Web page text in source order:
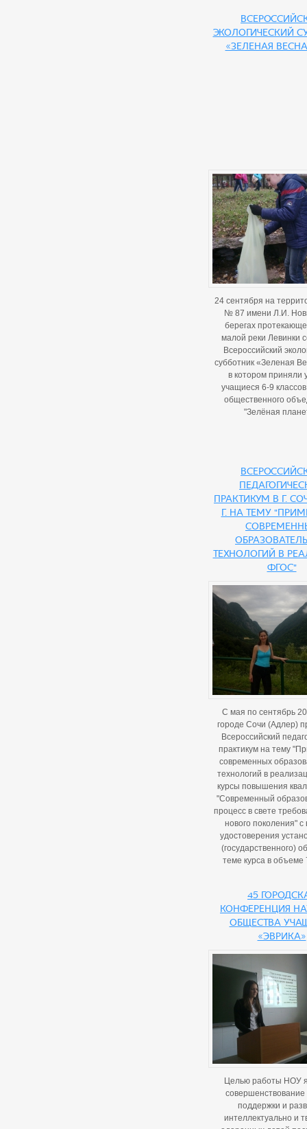
экологический
«Зеленая
24 сентября на
№ 87 имени Л.И.
берегах
малой реки Левинки
Всероссийский
субботник «Зеленая
в котором приняли
учащиеся 6-9 классов
общественного
"Зелёная
практикум в г.
г. на тему
технологий в
ФГОС"
С мая по сентябрь
городе Сочи (Адлер)
Всероссийский
практикум на тему
современных
технологий в
курсы повышения
"Современный
процесс в свете
нового поколения" с
удостоверения
(государственного)
теме курса в объеме
45
конференция
общества
«Эврика»
Целью работы НОУ
совершенствование
поддержки и
интеллектуально и